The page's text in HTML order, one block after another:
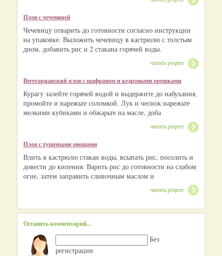
Плов с чечевицей
Чечевицу отварить до готовности согласно инструкции
на упаковке. Выложить чечевицу в кастрюлю с толстым
дном, добавить рис и 2 стакана горячей воды.
читать рецепт
Вегетарианский плов с шафраном и кедровыми орешками
Курагу залейте горячей водой и выдержите до набухания,
промойте и нарежьте соломкой. Лук и чеснок нарежьте
мелкими кубиками и обжарьте на масле, доба
читать рецепт
Плов с тушеными овощами
Влить в кастрюлю стакан воды, всыпать рис, посолить и
довести до кипения. Варить рис до готовности на слабом
огне, затем заправить сливочным маслом и
читать рецепт
Оставить комментарий...
Без
регистрации